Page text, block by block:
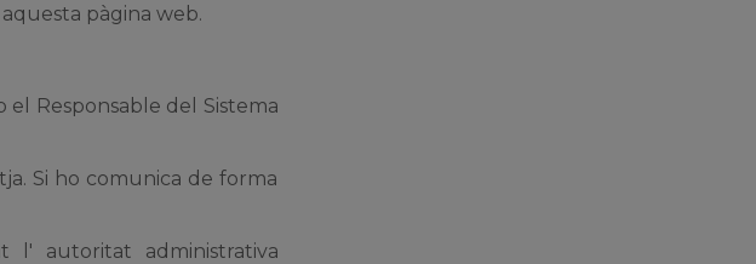
pàgina web.
el Responsable del Sistema
Si ho comunica de forma
l' autoritat administrativa